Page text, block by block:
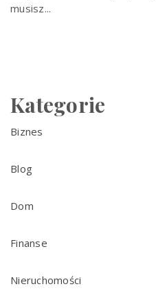
musisz...
Kategorie
Biznes
Blog
Dom
Finanse
Nieruchomości